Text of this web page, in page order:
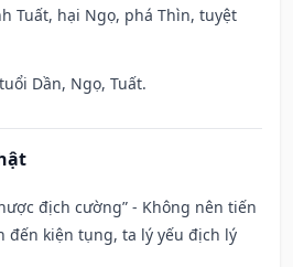
Tuất, hại Ngọ, phá Thìn, tuyệt
Dần, Ngọ, Tuất.
địch cường” - Không nên tiến
đến kiện tụng, ta lý yếu địch lý